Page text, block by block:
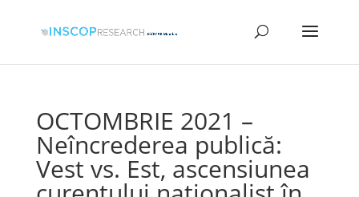
OCTOMBRIE 2021 –
Neîncrederea publică:
Vest vs. Est, ascensiunea